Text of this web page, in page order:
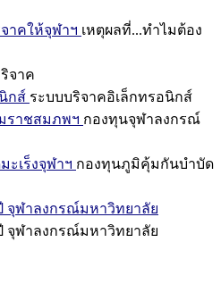
าคให้จุฬาฯ เหตุผลที่...ทำไมต้อง
จาค
กส์ ระบบบริจาคอิเล็กทรอนิกส์
ราชสมภพฯ กองทุนจุฬาลงกรณ์
เร็งจุฬาฯ กองทุนภูมิคุ้มกันบำบัด
จุฬาลงกรณ์มหาวิทยาลัย
จุฬาลงกรณ์มหาวิทยาลัย